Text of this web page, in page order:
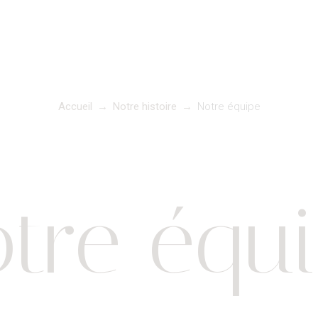
Accueil → Notre histoire → Notre équipe